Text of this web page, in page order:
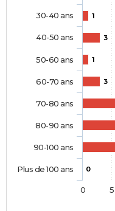
1
3
1
3
0
30-40 ans
40-50 ans
50-60 ans
60-70 ans
70-80 ans
80-90 ans
90-100 ans
Plus de 100 ans
0 5